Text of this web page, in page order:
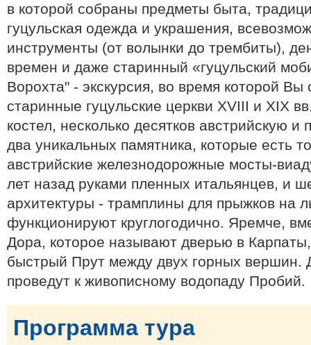
в которой собраны предметы быта,
гуцульская одежда и украшения,
инструменты (от волынки до трембиты),
времен и даже старинный «гуцульский
Ворохта" - экскурсия, во время которой Вы
старинные гуцульские церкви XVIII и XIX
костел, несколько десятков австрийскую
два уникальных памятника, которые есть
австрийские железнодорожные мосты-
лет назад руками пленных итальянцев, и
архитектуры - трамплины для прыжков на
функционируют круглогодично. Яремче,
Дора, которое называют дверью в
быстрый Прут между двух горных вершин.
проведут к живописному водопаду Пробий.
Программа тура